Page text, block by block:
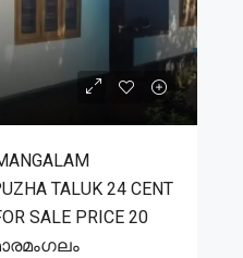
TALUK 24 CENT
SALE PRICE 20